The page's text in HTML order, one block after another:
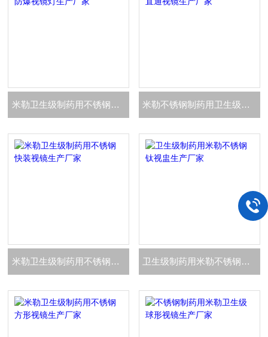
米勒卫生级制药用不锈钢防爆视镜灯生产厂家 米勒不锈钢制药用卫生级直通视镜生产厂家
米勒卫生级制药用不锈钢快装视镜生产厂家 卫生级制药用米勒不锈钢钛视盅生产厂家